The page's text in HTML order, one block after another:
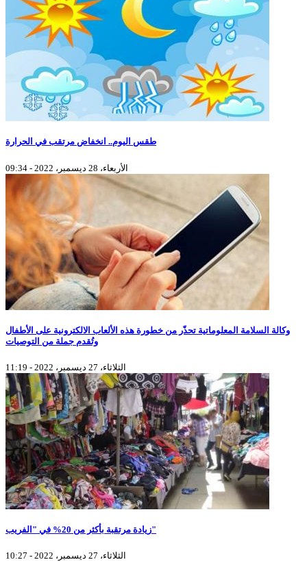
طقس اليوم.. انخفاض مرتقب في الحرارة
الأربعاء، 28 ديسمبر، 2022 - 09:34
وكالة السلامة المعلوماتية تحذّر من خطورة هذه الألعاب الالكترونية على الأطفال
وتُقدم جملة من التوصيات
الثلاثاء، 27 ديسمبر، 2022 - 11:19
زيادة مرتقبة بأكثر من 20% في "الفريب"
الثلاثاء، 27 ديسمبر، 2022 - 10:27